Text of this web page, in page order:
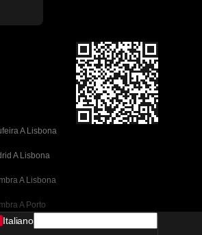
A Lisbona
A Lisbona
A Lisbona
A Porto
A Barcellona
Italiano